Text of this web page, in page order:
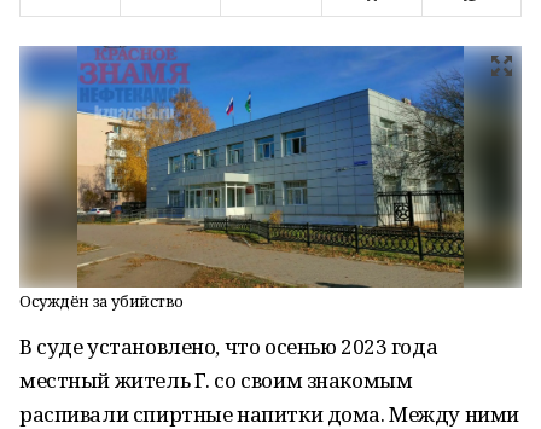
Осуждён за убийство
В суде установлено, что осенью 2023 года
местный житель Г. со своим знакомым
распивали спиртные напитки дома. Между ними